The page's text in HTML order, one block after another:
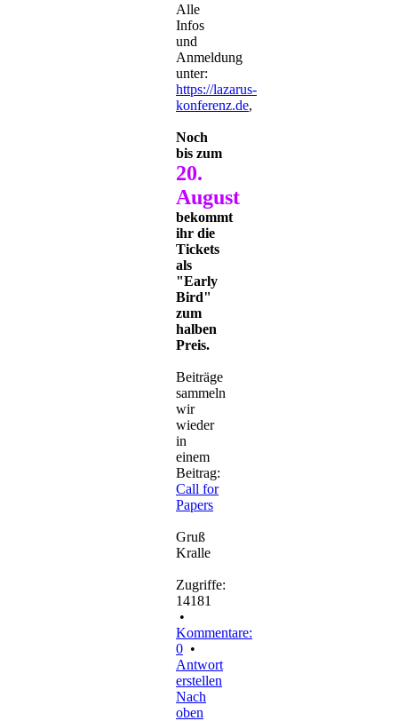
Alle
Infos
und
Anmeldung
unter:
https://lazarus-
konferenz.de,
Noch
bis zum
20.
August
bekommt
ihr die
Tickets
als
"Early
Bird"
zum
halben
Preis.
Beiträge
sammeln
wir
wieder
in
einem
Beitrag:
Call for
Papers
Gruß
Kralle
Zugriffe:
14181
•
Kommentare:
0 •
Antwort
erstellen
Nach
oben